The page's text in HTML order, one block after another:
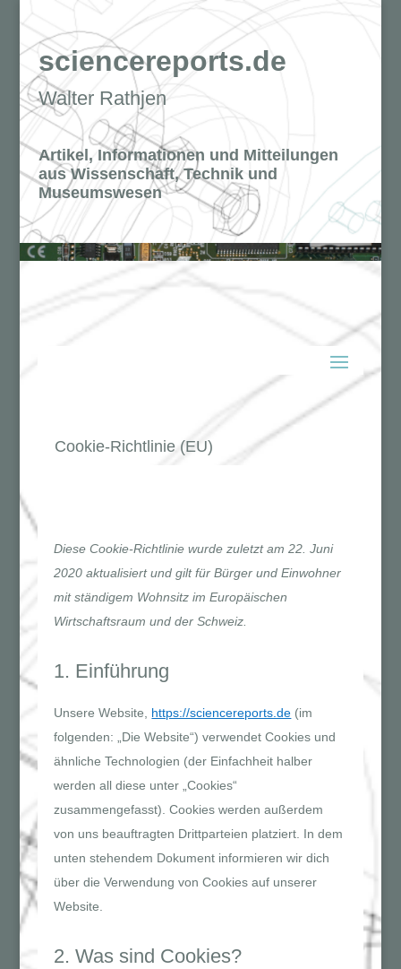
sciencereports.de
Walter Rathjen
Artikel, Informationen und Mitteilungen
aus Wissenschaft, Technik und
Museumswesen
Cookie-Richtlinie (EU)
Diese Cookie-Richtlinie wurde zuletzt am 22. Juni
2020 aktualisiert und gilt für Bürger und Einwohner
mit ständigem Wohnsitz im Europäischen
Wirtschaftsraum und der Schweiz.
1. Einführung
Unsere Website, https://sciencereports.de (im
folgenden: „Die Website“) verwendet Cookies und
ähnliche Technologien (der Einfachheit halber
werden all diese unter „Cookies“
zusammengefasst). Cookies werden außerdem
von uns beauftragten Drittparteien platziert. In dem
unten stehendem Dokument informieren wir dich
über die Verwendung von Cookies auf unserer
Website.
2. Was sind Cookies?